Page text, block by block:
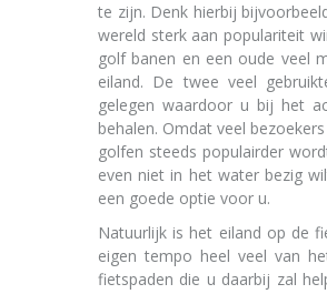
te zijn. Denk hierbij
wereld sterk aan populariteit
golf banen en een oude veel
eiland. De twee veel
gelegen waardoor u bij het
behalen. Omdat veel
golfen steeds populairder
even niet in het water bezig
een goede optie voor u.
Natuurlijk is het eiland op de
eigen tempo heel veel van
fietspaden die u daarbij zal